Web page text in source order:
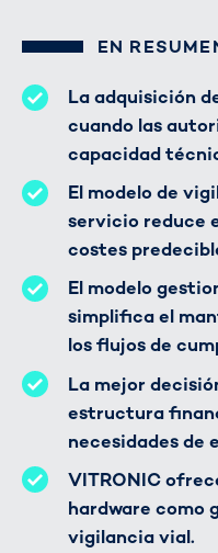
EN
La adquisición
cuando las
capacidad
El modelo de
servicio reduce
costes
El modelo
simplifica el
los flujos de
La mejor
estructura
necesidades de
VITRONIC
hardware como
vigilancia vial.